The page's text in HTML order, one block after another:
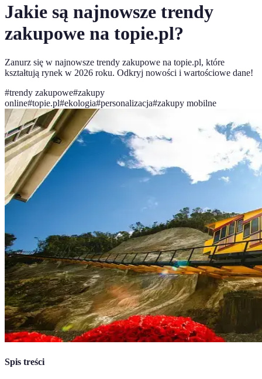
Jakie są najnowsze trendy
zakupowe na topie.pl?
Zanurz się w najnowsze trendy zakupowe na topie.pl, które
kształtują rynek w 2026 roku. Odkryj nowości i wartościowe dane!
#trendy zakupowe#zakupy
online#topie.pl#ekologia#personalizacja#zakupy mobilne
Spis treści